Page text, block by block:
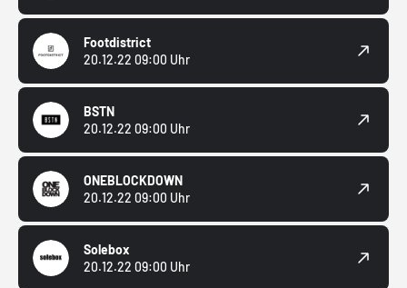
Footdistrict
20.12.22 09:00 Uhr
BSTN
20.12.22 09:00 Uhr
ONEBLOCKDOWN
20.12.22 09:00 Uhr
Solebox
20.12.22 09:00 Uhr